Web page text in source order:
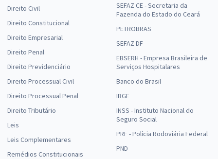
Direito Civil
Direito Constitucional
Direito Empresarial
Direito Penal
Direito Previdenciário
Direito Processual Civil
Direito Processual Penal
Direito Tributário
Leis
Leis Complementares
Remédios Constitucionais
SEFAZ CE - Secretaria da
Fazenda do Estado do Ceará
PETROBRAS
SEFAZ DF
EBSERH - Empresa Brasileira de
Serviços Hospitalares
Banco do Brasil
IBGE
INSS - Instituto Nacional do
Seguro Social
PRF - Polícia Rodoviária Federal
PND